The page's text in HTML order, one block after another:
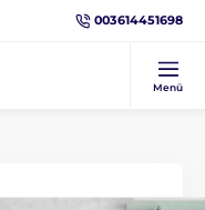
003614451698
Menü